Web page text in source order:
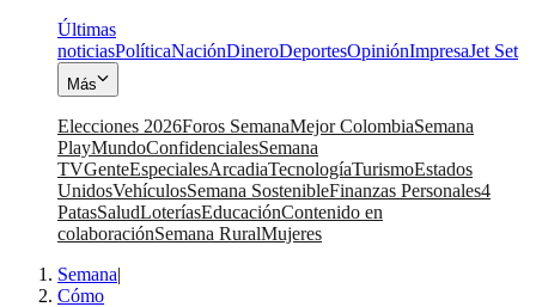
Últimas
noticiasPolíticaNaciónDineroDeportesOpiniónImpresaJet Set
Más
Elecciones 2026Foros SemanaMejor ColombiaSemana
PlayMundoConfidencialesSemana
TVGenteEspecialesArcadiaTecnologíaTurismoEstados
UnidosVehículosSemana SostenibleFinanzas Personales4
PatasSaludLoteríasEducaciónContenido en
colaboraciónSemana RuralMujeres
Semana|
Cómo